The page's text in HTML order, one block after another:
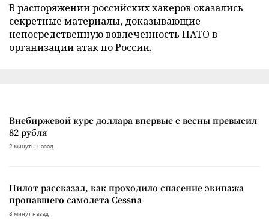
В распоряжении российских хакеров оказались
секретные материалы, доказывающие
непосредственную вовлеченность НАТО в
организации атак по России.
Внебиржевой курс доллара впервые с весны превысил
82 рубля
2 минуты назад
Пилот рассказал, как проходило спасение экипажа
пропавшего самолета Cessna
8 минут назад